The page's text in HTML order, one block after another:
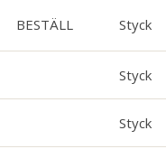
BESTÄLL Styck
Styck
Styck